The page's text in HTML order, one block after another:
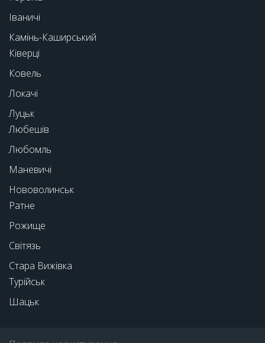
Іваничі
Камінь-Каширський
Ківерці
Ковель
Локачі
Луцьк
Любешів
Любомль
Маневичі
Нововолинськ
Ратне
Рожище
Світязь
Стара Вижівка
Турійськ
Шацьк